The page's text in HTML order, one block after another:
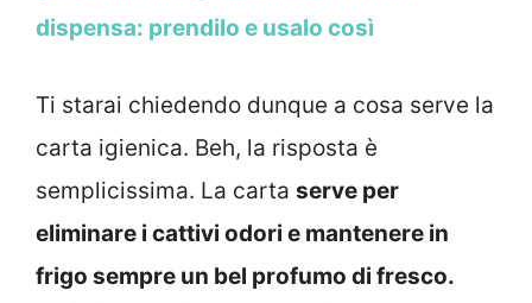
dispensa: prendilo e usalo così
Ti starai chiedendo dunque a cosa serve la
carta igienica. Beh, la risposta è
semplicissima. La carta serve per
eliminare i cattivi odori e mantenere in
frigo sempre un bel profumo di fresco.